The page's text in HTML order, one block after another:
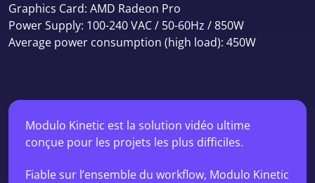
Graphics Card: AMD Radeon Pro
Power Supply: 100-240 VAC / 50-60Hz / 850W
Average power consumption (high load): 450W
Modulo Kinetic est la solution vidéo ultime
conçue pour les projets les plus difficiles.
Fiable sur l’ensemble du workflow, Modulo Kinetic